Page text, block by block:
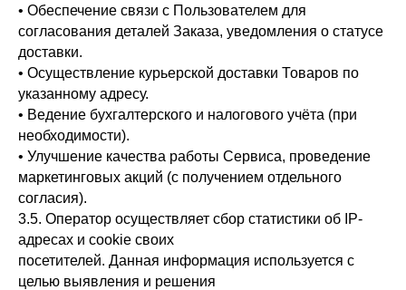
• Обеспечение связи с Пользователем для
согласования деталей Заказа, уведомления о статусе
доставки.
• Осуществление курьерской доставки Товаров по
указанному адресу.
• Ведение бухгалтерского и налогового учёта (при
необходимости).
• Улучшение качества работы Сервиса, проведение
маркетинговых акций (с получением отдельного
согласия).
3.5. Оператор осуществляет сбор статистики об IP-
адресах и cookie своих
посетителей. Данная информация используется с
целью выявления и решения